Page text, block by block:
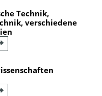
Technik,
verschiedene